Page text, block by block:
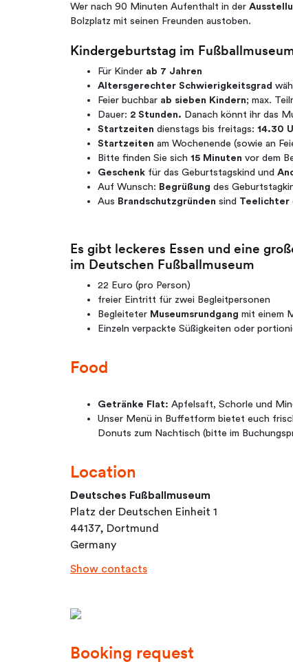
Wer nach 90 Minuten Aufenthalt in der
Bolzplatz mit seinen Freunden austoben.
Kindergeburtstag im
Für Kinder ab 7 Jahren
Altersgerechter Schwierigkeitsgrad
Feier buchbar ab sieben Kindern; max.
Dauer: 2 Stunden. Danach könnt ihr das
Startzeiten dienstags bis freitags: 14.30
Startzeiten am Wochenende (sowie an
Bitte finden Sie sich 15 Minuten vor dem
Geschenk für das Geburtstagskind und
Auf Wunsch: Begrüßung des
Aus Brandschutzgründen sind Teelichter
Es gibt leckeres Essen und eine
im Deutschen Fußballmuseum
22 Euro (pro Person)
freier Eintritt für zwei Begleitpersonen
Begleiteter Museumsrundgang mit einem
Einzeln verpackte Süßigkeiten oder
Food
Getränke Flat: Apfelsaft, Schorle und
Unser Menü in Buffetform bietet euch
Donuts zum Nachtisch (bitte im
Location
Deutsches Fußballmuseum
Platz der Deutschen Einheit 1
44137, Dortmund
Germany
Show contacts
Booking request